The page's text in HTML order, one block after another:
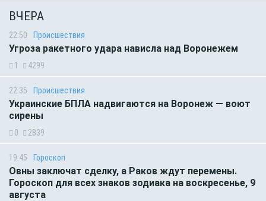
ВЧЕРА
22:50 Происшествия
Угроза ракетного удара нависла над Воронежем
1 4299
22:35 Происшествия
Украинские БПЛА надвигаются на Воронеж — воют
сирены
0 2839
19:45 Гороскоп
Овны заключат сделку, а Раков ждут перемены.
Гороскоп для всех знаков зодиака на воскресенье, 9
августа